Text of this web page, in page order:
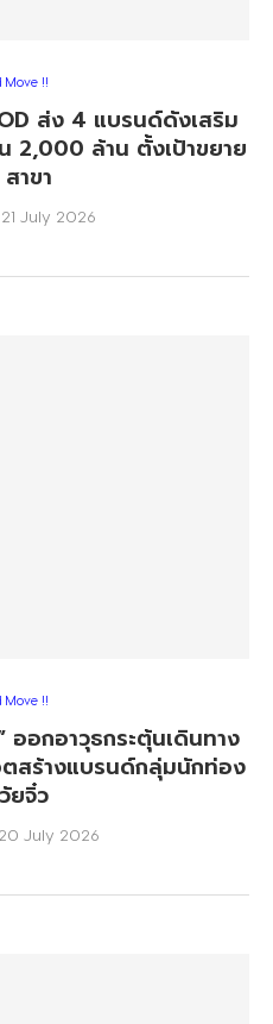
Move !!
ส่ง 4 แบรนด์ดังเสริม
2,000 ล้าน ตั้งเป้าขยาย
าขา
21 July 2026
Move !!
ออกอาวุธกระตุ้นเดินทาง
สร้างแบรนด์กลุ่มนักท่อง
ยจิ๋ว
20 July 2026